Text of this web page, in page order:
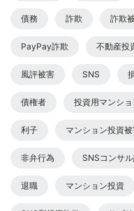
債務 詐欺 詐欺
PayPay詐欺 不動産投
風評被害 SNS
債権者 投資用マンショ
利子 マンション投資
非弁行為 SNSコンサ
退職 マンション投資